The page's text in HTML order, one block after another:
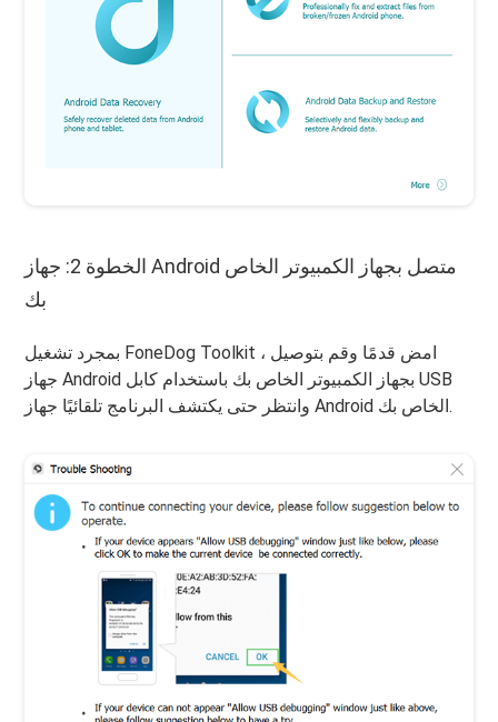
الخطوة 2: جهاز Android متصل بجهاز الكمبيوتر الخاص
بك
بمجرد تشغيل FoneDog Toolkit ، امض قدمًا وقم بتوصيل
جهاز Android بجهاز الكمبيوتر الخاص بك باستخدام كابل USB
وانتظر حتى يكتشف البرنامج تلقائيًا جهاز Android الخاص بك.